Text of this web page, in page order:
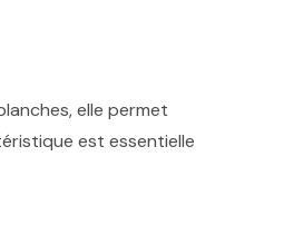
elle permet
est essentielle